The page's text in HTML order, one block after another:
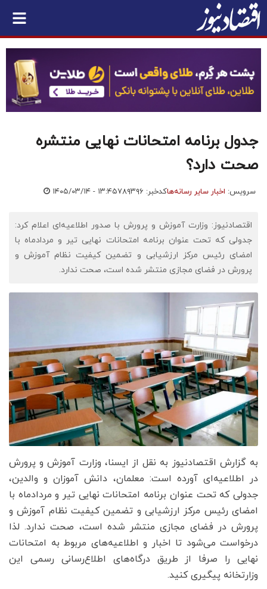
جدول برنامه امتحانات نهایی منتشره
صحت دارد؟
سرویس: اخبار سایر رسانه‌هاکدخبر: ۷۸۹۳۹۶ ۱۴۰۵/۰۳/۱۴ - ۱۳:۴۵
اقتصادنیوز: وزارت آموزش و پرورش با صدور اطلاعیه‌ای اعلام کرد:
جدولی که تحت عنوان برنامه امتحانات نهایی تیر و مردادماه با
امضای رئیس مرکز ارزشیابی و تضمین کیفیت نظام آموزش و
پرورش در فضای مجازی منتشر شده است، صحت ندارد.
به گزارش اقتصادنیوز به نقل از ایسنا، وزارت آموزش و پرورش
در اطلاعیه‌ای آورده است: معلمان، دانش آموزان و والدین،
جدولی که تحت عنوان برنامه امتحانات نهایی تیر و مردادماه با
امضای رئیس مرکز ارزشیابی و تضمین کیفیت نظام آموزش و
پرورش در فضای مجازی منتشر شده است، صحت ندارد. لذا
درخواست می‌شود تا اخبار و اطلاعیه‌های مربوط به امتحانات
نهایی را صرفا از طریق درگاه‌های اطلاع‌رسانی رسمی این
وزارتخانه پیگیری کنید.